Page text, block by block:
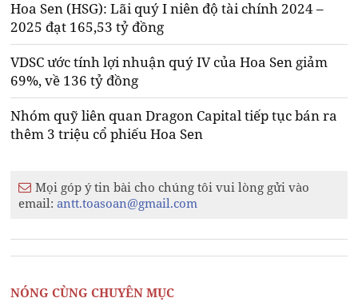
Hoa Sen (HSG): Lãi quý I niên độ tài chính 2024 –
2025 đạt 165,53 tỷ đồng
VDSC ước tính lợi nhuận quý IV của Hoa Sen giảm
69%, về 136 tỷ đồng
Nhóm quỹ liên quan Dragon Capital tiếp tục bán ra
thêm 3 triệu cổ phiếu Hoa Sen
Mọi góp ý tin bài cho chúng tôi vui lòng gửi vào
email:antt.toasoan@gmail.com
NÓNG CÙNG CHUYÊN MỤC